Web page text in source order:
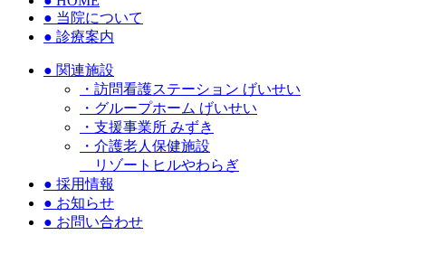
● 当院について
● 診療案内
● 関連施設
・訪問看護ステーション げいせい
・グループホーム げいせい
・支援事業所 みずき
・介護老人保健施設
リゾートヒルやわらぎ
● 採用情報
● お知らせ
● お問い合わせ